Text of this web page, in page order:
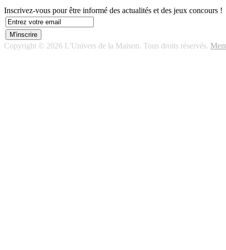
Inscrivez-vous pour être informé des actualités et des jeux concours !
Copyright © 2026 L'Univers de la Maison. Tous droits réservés.